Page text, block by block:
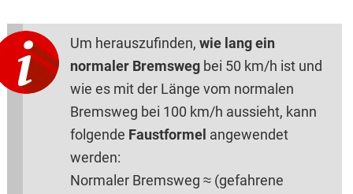
Um herauszufinden, wie lang ein
normaler Bremswegbei 50 km/h ist und
wie es mit der Länge vom normalen
Bremsweg bei 100 km/h aussieht, kann
folgende Faustformel angewendet
werden:
Normaler Bremsweg ≈ (gefahrene